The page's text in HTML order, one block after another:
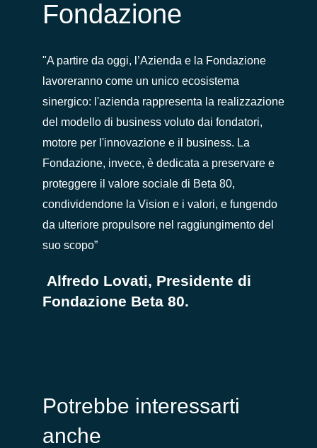
Fondazione
"A partire da oggi, l’Azienda e la Fondazione
lavoreranno come un unico ecosistema
sinergico: l'azienda rappresenta la realizzazione
del modello di business voluto dai fondatori,
motore per l'innovazione e il business. La
Fondazione, invece, è dedicata a preservare e
proteggere il valore sociale di Beta 80,
condividendone la Vision e i valori, e fungendo
da ulteriore propulsore nel raggiungimento del
suo scopo”
Alfredo Lovati, Presidente di
Fondazione Beta 80.
Potrebbe interessarti
anche